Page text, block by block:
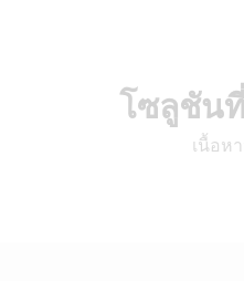
โซลูชัน
เนื้อห